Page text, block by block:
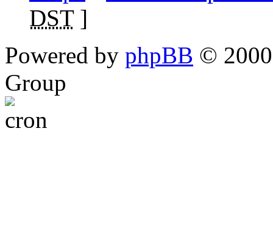
DST]
Powered by phpBB ©
Group